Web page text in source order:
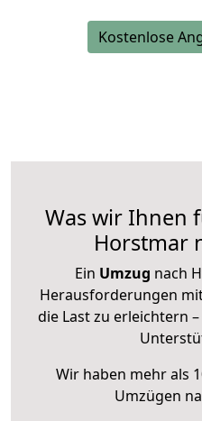
Kostenlose
Was wir Ihnen
Horstmar
Ein Umzug nach
Herausforderungen
die Last zu erleichtern
Wir haben mehr als
Umzügen